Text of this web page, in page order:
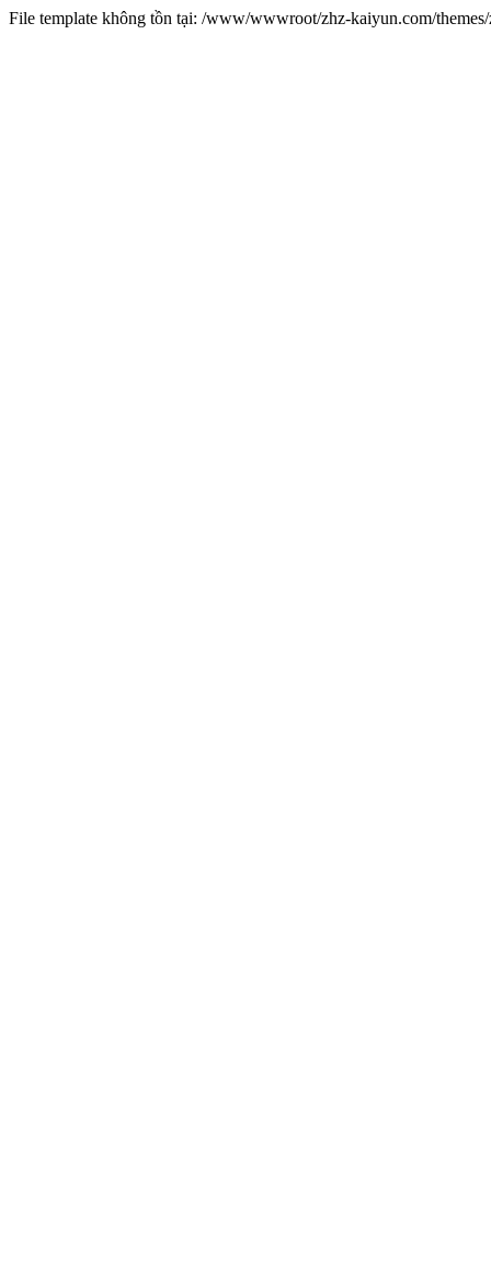
File template không tồn tại: /www/wwwroot/zhz-kaiyun.com/